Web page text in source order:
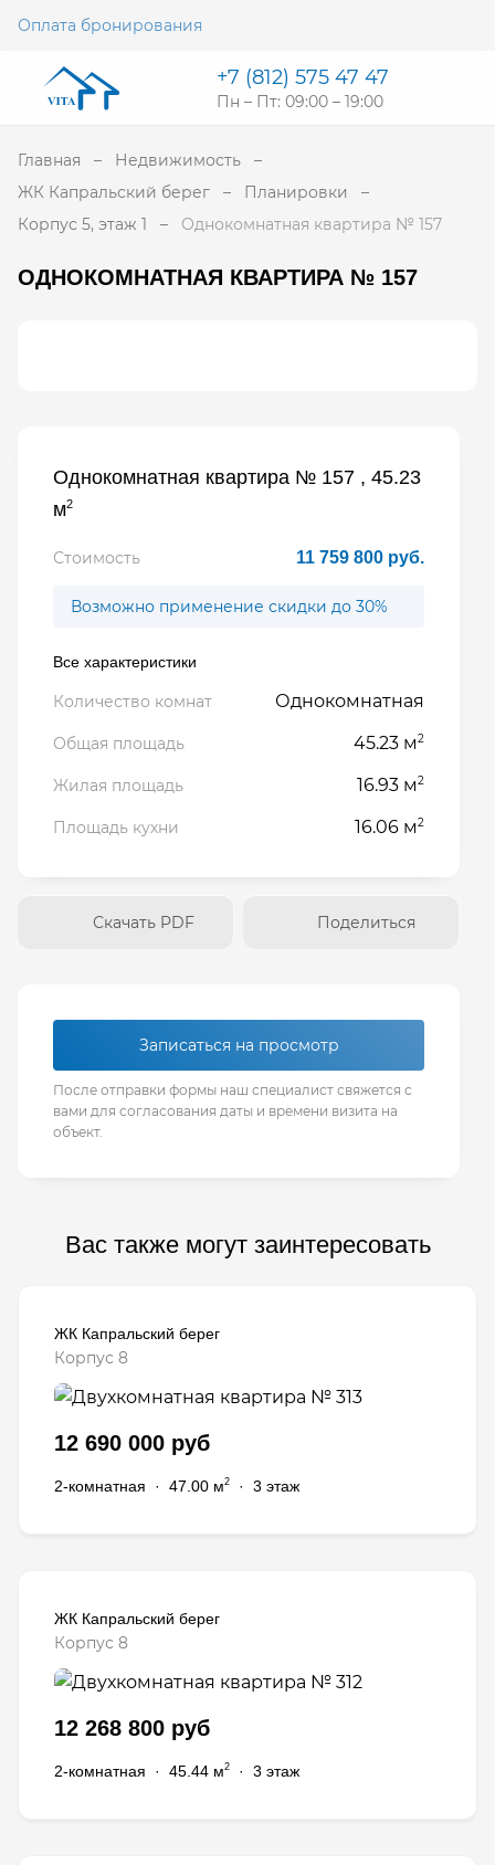
Оплата бронирования
+7 (812) 575 47 47
Пн – Пт: 09:00 – 19:00
Главная
Недвижимость
ЖК Капральский берег
Планировки
Корпус 5, этаж 1
Однокомнатная квартира № 157
ОДНОКОМНАТНАЯ КВАРТИРА № 157
Однокомнатная квартира № 157 , 45.23
м2
Стоимость 11 759 800 руб.
Возможно применение скидки до 30%
Все характеристики
Количество комнат Однокомнатная
Общая площадь 45.23 м2
Жилая площадь 16.93 м2
Площадь кухни 16.06 м2
Скачать PDF Поделиться
Записаться на просмотр
После отправки формы наш специалист свяжется с
вами для согласования даты и времени визита на
объект.
Вас также могут заинтересовать
ЖК Капральский берег
Корпус 8
12 690 000 руб
2-комнатная · 47.00 м2 · 3 этаж
ЖК Капральский берег
Корпус 8
12 268 800 руб
2-комнатная · 45.44 м2 · 3 этаж